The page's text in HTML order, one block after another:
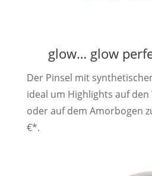
glow… glow
Der Pinsel mit
ideal um Highlights auf den
oder auf dem Amorbogen
€*.